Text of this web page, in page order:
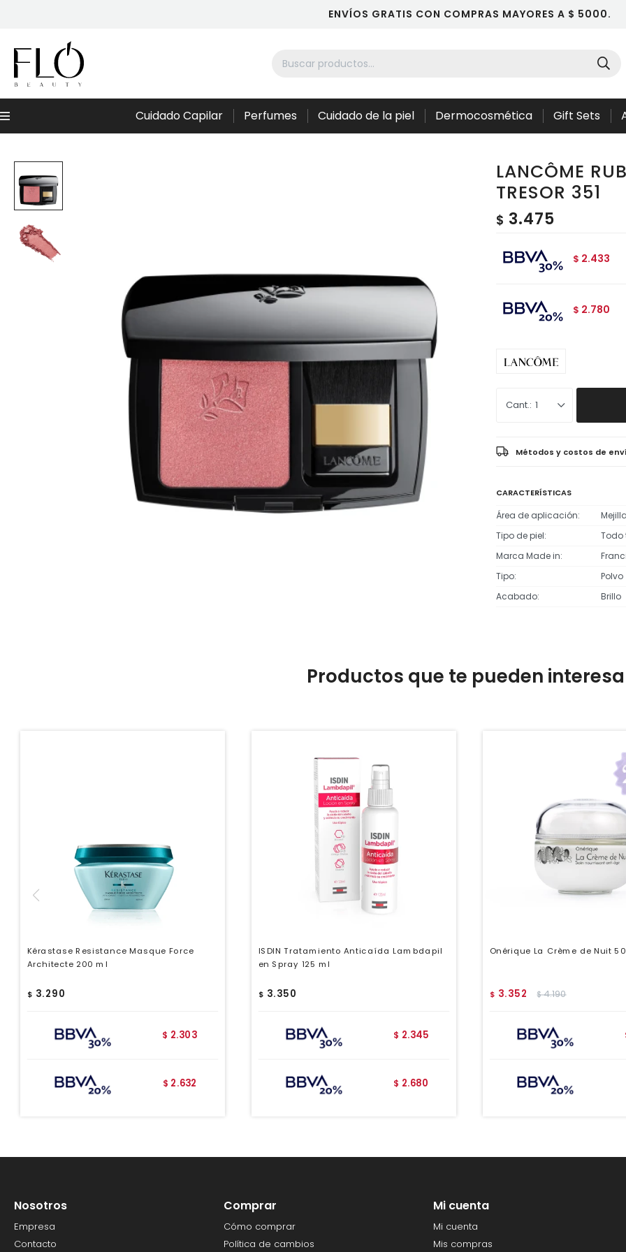
ENVÍOS GRATIS CON COMPRAS MAYORES A $ 5000.
Menú Cuidado Capilar Perfumes Cuidado de la piel Dermocosmética Gift Sets
LANCÔME
TRESOR 351
$ 3.475
$ 2.433
$ 2.780
1
Métodos y costos de
CARACTERÍSTICAS
Área de aplicación
Tipo de piel
Todo
Marca Made in
Tipo
Polvo
Acabado
Brillo
Productos que te pueden
Kérastase Resistance Masque Force
Architecte 200 ml
$ 3.290
$ 2.303
$ 2.632
ISDIN Tratamiento Anticaída Lambdapil
en Spray 125 ml
$ 3.350
$ 2.345
$ 2.680
Onérique La Crème de Nuit
$ 3.352 $4.190
Nosotros
Empresa
Contacto
Comprar
Cómo comprar
Política de cambios
Mi cuenta
Mi cuenta
Mis compras